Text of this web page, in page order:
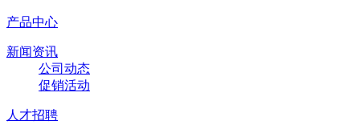
产品中心
新闻资讯
公司动态
促销活动
人才招聘